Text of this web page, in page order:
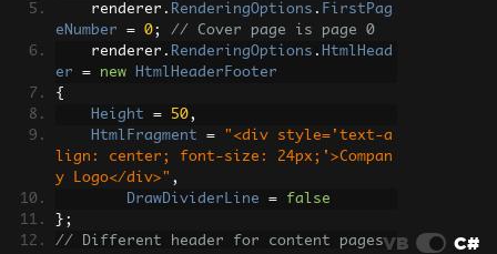
                    <div>Generated on
{date} at {time}</div>
                    <div>© 2024 Your C
ompany. All rights reserved.</div>
DrawDividerLine
};
var pdf = renderer. RenderHtmlAsPdf
( mainContent );
response = req. CreateResponse
( HttpStatusCode
        response
.Headers .Add("Content-
    renderer
. RenderingOptions . FirstPag
eNumber
= 0;
// Cover page is page 0
    renderer
. RenderingOptions . HtmlHead
er
= new
HtmlHeaderFooter
{
Height
= 50,
HtmlFragment
=
"<div style='text-a
lign: center; font-size: 24px;'>Compan
y Logo</div>" ,
DrawDividerLine
=
false
};
// Different header for content pagesVB C#